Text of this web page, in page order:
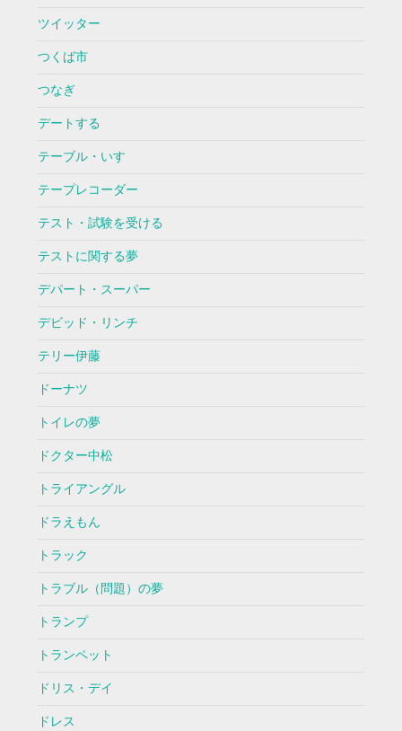
ツイッター
つくば市
つなぎ
デートする
テーブル・いす
テープレコーダー
テスト・試験を受ける
テストに関する夢
デパート・スーパー
デビッド・リンチ
テリー伊藤
ドーナツ
トイレの夢
ドクター中松
トライアングル
ドラえもん
トラック
トラブル（問題）の夢
トランプ
トランペット
ドリス・デイ
ドレス